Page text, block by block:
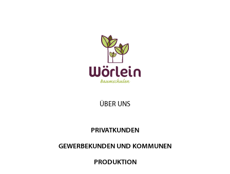
ÜBER UNS
PRIVATKUNDEN
GEWERBEKUNDEN UND KOMMUNEN
PRODUKTION